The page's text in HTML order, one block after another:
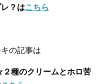
？はこちら
の記事は
種のクリームとホロ苦